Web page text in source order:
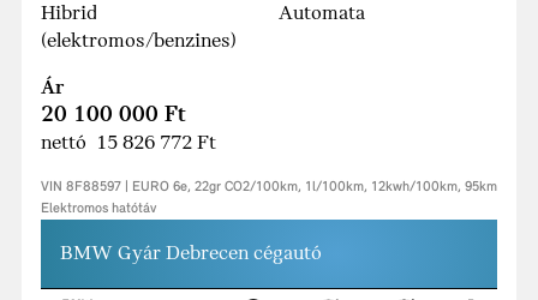
Hibrid
(elektromos/benzines)
Automata
Ár
20 100 000 Ft
nettó 15 826 772 Ft
VIN 8F88597 | EURO 6e, 22gr CO2/100km, 1l/100km, 12kwh/100km, 95km
Elektromos hatótáv
BMW Gyár Debrecen cégautó